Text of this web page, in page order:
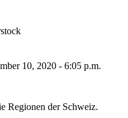
10, 2020 - 6:05 p.m.
Regionen der Schweiz.